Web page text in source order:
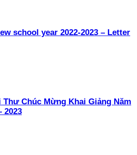
school year 2022-2023 – Letter
Chúc Mừng Khai Giảng Năm
2023